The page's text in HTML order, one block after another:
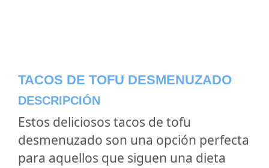
TACOS DE TOFU DESMENUZADO
DESCRIPCIÓN
Estos deliciosos tacos de tofu
desmenuzado son una opción perfecta
para aquellos que siguen una dieta